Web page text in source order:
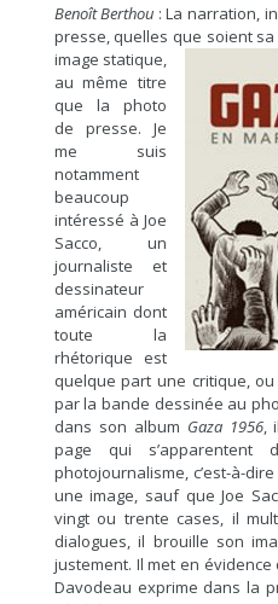
Benoît Berthou : La narration,
presse, quelles que soient
image statique,
au même titre
que la photo
de presse. Je
me suis
notamment
beaucoup
intéressé à Joe
Sacco, un
journaliste et
dessinateur
américain dont
toute la
rhétorique est
quelque part une critique,
par la bande dessinée au
dans son album Gaza 1956,
page qui
photojournalisme, c’est-à-
une image, sauf que Joe
vingt ou trente cases, il
dialogues, il brouille son
justement. Il met en
Davodeau exprime dans la